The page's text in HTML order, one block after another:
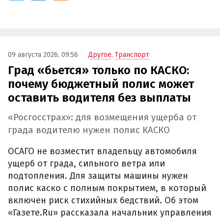
09 августа 2026, 09:56 Другое, Транспорт
Град «бьется» только по КАСКО:
почему бюджетный полис может
оставить водителя без выплаты
«Росгосстрах»: для возмещения ущерба от
града водителю нужен полис КАСКО
ОСАГО не возместит владельцу автомобиля
ущерб от града, сильного ветра или
подтопления. Для защиты машины нужен
полис каско с полным покрытием, в который
включен риск стихийных бедствий. Об этом
«Газете.Ru» рассказала начальник управления